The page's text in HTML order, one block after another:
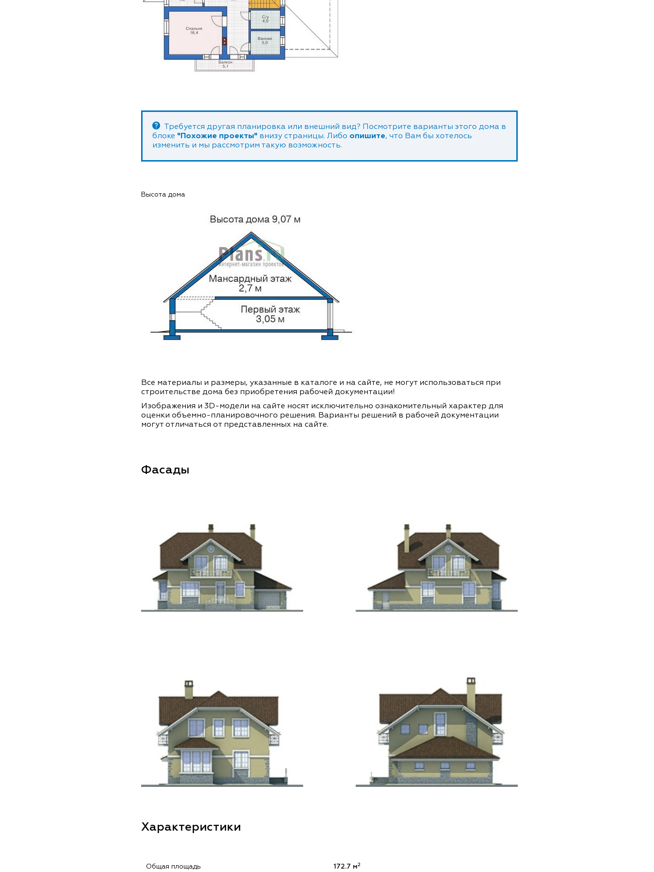
Требуется другая планировка или внешний вид? Посмотрите варианты этого дома в
блоке "Похожие проекты" внизу страницы. Либо опишите, что Вам бы хотелось
изменить и мы рассмотрим такую возможность.
Высота дома
Все материалы и размеры, указанные в каталоге и на сайте, не могут использоваться при
строительстве дома без приобретения рабочей документации!
Изображения и 3D-модели на сайте носят исключительно ознакомительный характер для
оценки объемно-планировочного решения. Варианты решений в рабочей документации
могут отличаться от представленных на сайте.
Фасады
Характеристики
Общая площадь 172.7 м2